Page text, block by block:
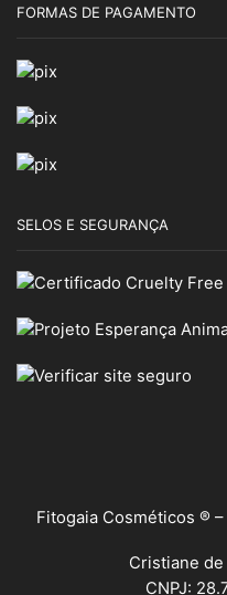
FORMAS DE PAGAMENTO
SELOS E SEGURANÇA
Fitogaia Cosméticos ®
Cristiane
CNPJ: